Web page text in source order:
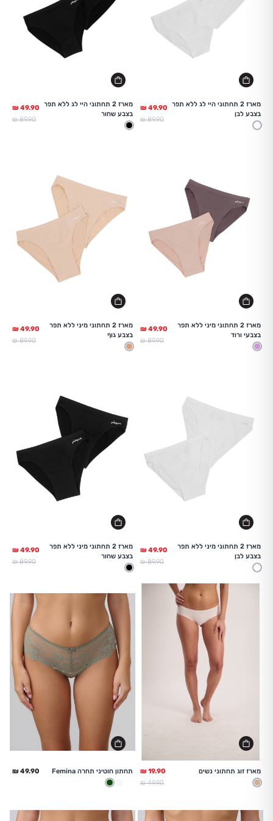
מארז 2 תחתוני היי לג ללא תפר
בצבע לבן
לבן
מחיר מלא
89.90 ₪
מארז 2 תחתוני היי לג ללא תפר
בצבע שחור
שחור
מחיר מלא
89.90 ₪
מארז 2 תחתוני מיני ללא תפר
בצבעי ורוד
ורוד בהיר
מחיר מלא
89.90 ₪
מארז 2 תחתוני מיני ללא תפר
בצבע גוף
גוף
מחיר מלא
89.90 ₪
מארז 2 תחתוני מיני ללא תפר
בצבע לבן
לבן
מחיר מלא
89.90 ₪
מארז 2 תחתוני מיני ללא תפר
בצבע שחור
שחור
מחיר מלא
89.90 ₪
מארז זוג תחתוני נשים
טבעי
מחיר מלא
49.90 ₪
תחתון חוטיני תחרה Femina
לבןירוק בקבוק
החל מ